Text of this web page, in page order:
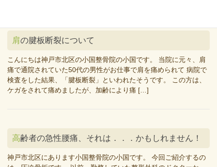
肩の腱板断裂について
こんにちは神戸市北区の小国整骨院の小国です。 当院に元々、肩
痛で通院されていた50代の男性がお仕事で肩を痛められて 病院で
検査をした結果、「腱板断裂」といわれたそうです。 この方は、
ケガをされて痛めましたが、加齢により痛 […]
高齢者の急性腰痛、それは．．．かもしれません！
神戸市北区にあります小国整骨院の小国です。 今回ご紹介するの